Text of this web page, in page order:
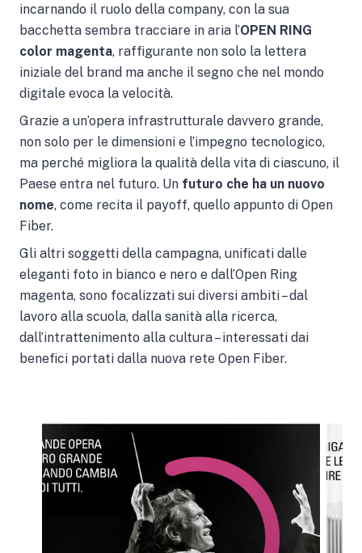
incarnando il ruolo della company, con la sua
bacchetta sembra tracciare in aria l’OPEN RING
color magenta, raffigurante non solo la lettera
iniziale del brand ma anche il segno che nel mondo
digitale evoca la velocità.
Grazie a un’opera infrastrutturale davvero grande,
non solo per le dimensioni e l’impegno tecnologico,
ma perché migliora la qualità della vita di ciascuno, il
Paese entra nel futuro. Un futuro che ha un nuovo
nome, come recita il payoff, quello appunto di Open
Fiber.
Gli altri soggetti della campagna, unificati dalle
eleganti foto in bianco e nero e dall’Open Ring
magenta, sono focalizzati sui diversi ambiti – dal
lavoro alla scuola, dalla sanità alla ricerca,
dall’intrattenimento alla cultura – interessati dai
benefici portati dalla nuova rete Open Fiber.